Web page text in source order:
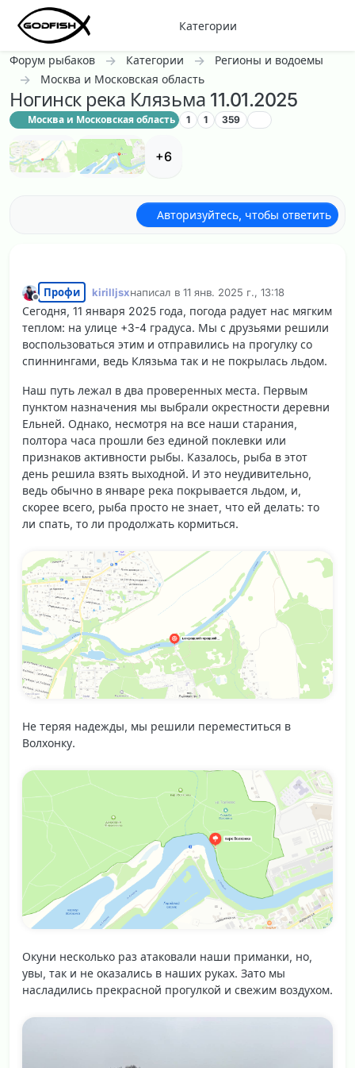
Перейти к содержанию
Категории
Форум рыбаков Категории
Регионы и водоемы
Москва и Московская область
Ногинск река Клязьма 11.01.2025
Москва и Московская область 1 1 359
+6
Авторизуйтесь, чтобы ответить
Не в сети
Профи kirilljsxнаписал в 11 янв. 2025 г., 13:18
отредактировано
Сегодня, 11 января 2025 года, погода радует нас мягким
теплом: на улице +3-4 градуса. Мы с друзьями решили
воспользоваться этим и отправились на прогулку со
спиннингами, ведь Клязьма так и не покрылась льдом.
Наш путь лежал в два проверенных места. Первым
пунктом назначения мы выбрали окрестности деревни
Ельней. Однако, несмотря на все наши старания,
полтора часа прошли без единой поклевки или
признаков активности рыбы. Казалось, рыба в этот
день решила взять выходной. И это неудивительно,
ведь обычно в январе река покрывается льдом, и,
скорее всего, рыба просто не знает, что ей делать: то
ли спать, то ли продолжать кормиться.
Не теряя надежды, мы решили переместиться в
Волхонку.
Окуни несколько раз атаковали наши приманки, но,
увы, так и не оказались в наших руках. Зато мы
насладились прекрасной прогулкой и свежим воздухом.